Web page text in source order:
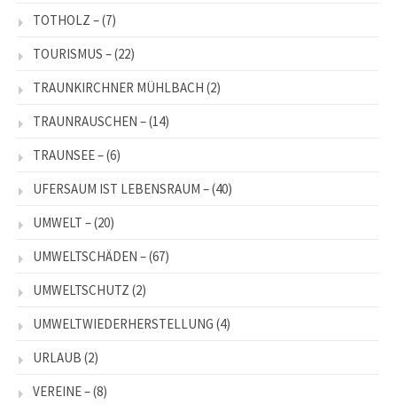
TOTHOLZ –(7)
TOURISMUS –(22)
TRAUNKIRCHNER MÜHLBACH (2)
TRAUNRAUSCHEN –(14)
TRAUNSEE –(6)
UFERSAUM IST LEBENSRAUM –(40)
UMWELT –(20)
UMWELTSCHÄDEN –(67)
UMWELTSCHUTZ (2)
UMWELTWIEDERHERSTELLUNG (4)
URLAUB (2)
VEREINE –(8)